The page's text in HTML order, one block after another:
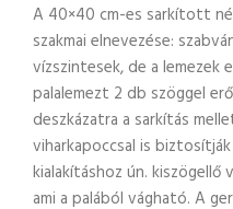
A 40×40 cm-es sarkított
szakmai elnevezése:
vízszintesek, de a lemezek
palalemezt 2 db szöggel
deszkázatra a sarkítás
viharkapoccsal is
kialakításhoz ún. kiszögellő
ami a palából vágható. A